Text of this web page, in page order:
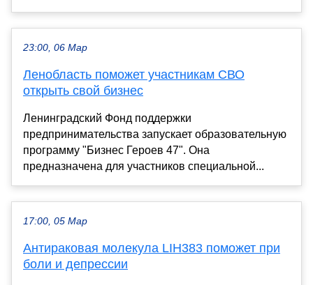
23:00, 06 Мар
Ленобласть поможет участникам СВО
открыть свой бизнес
Ленинградский Фонд поддержки
предпринимательства запускает образовательную
программу "Бизнес Героев 47". Она
предназначена для участников специальной...
17:00, 05 Мар
Антираковая молекула LIH383 поможет при
боли и депрессии